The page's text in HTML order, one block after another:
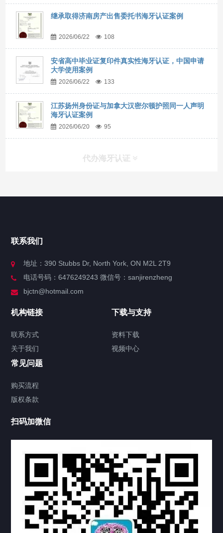
继承取得济南房产出售委托书海牙认证案例
2026/06/22 108
安省高中毕业证复印件真实性海牙认证，中国申请
大学使用案例
2026/06/22 133
江苏扬州身份证与加拿大汉密尔顿护照同一人声明
海牙认证案例
2026/06/20 95
代办海牙认证
服务分类
签署类文件海牙认证程序费用
视频中心
热门标签 TAG
机构链接
联系方式 关于我们
下载与支持
联系我们
地址：390 Stubbs Dr, North York, ON M2L 2T9
电话号码：6476249243 微信号：sanjirenzheng
bjctn@hotmail.com
机构链接
联系方式
关于我们
下载与支持
资料下载
视频中心
常见问题
购买流程
版权条款
扫码加微信